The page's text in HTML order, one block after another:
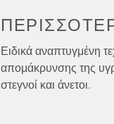
Ειδικά αναπτυγμένη
απομάκρυνσης της
στεγνοί και άνετοι.